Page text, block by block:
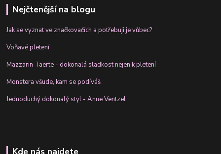
Nejčtenější na blogu
Jak se vyznat ve značkovačích a potřebuji je vůbec?
Voňavé pletení
Mazzarin Taerte - dokonalá sladkost nejen k pletení
Monstera všude, kam se podíváš
Jednoduchý dokonalý styl - Anne Ventzel